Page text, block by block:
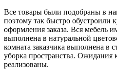
Все товары были подобраны в
поэтому так быстро обустроили
оформления заказа. Вся мебель
выполнена в натуральной
комната заказчика выполнена в
уборка пространства. Ожидания
реализованы.